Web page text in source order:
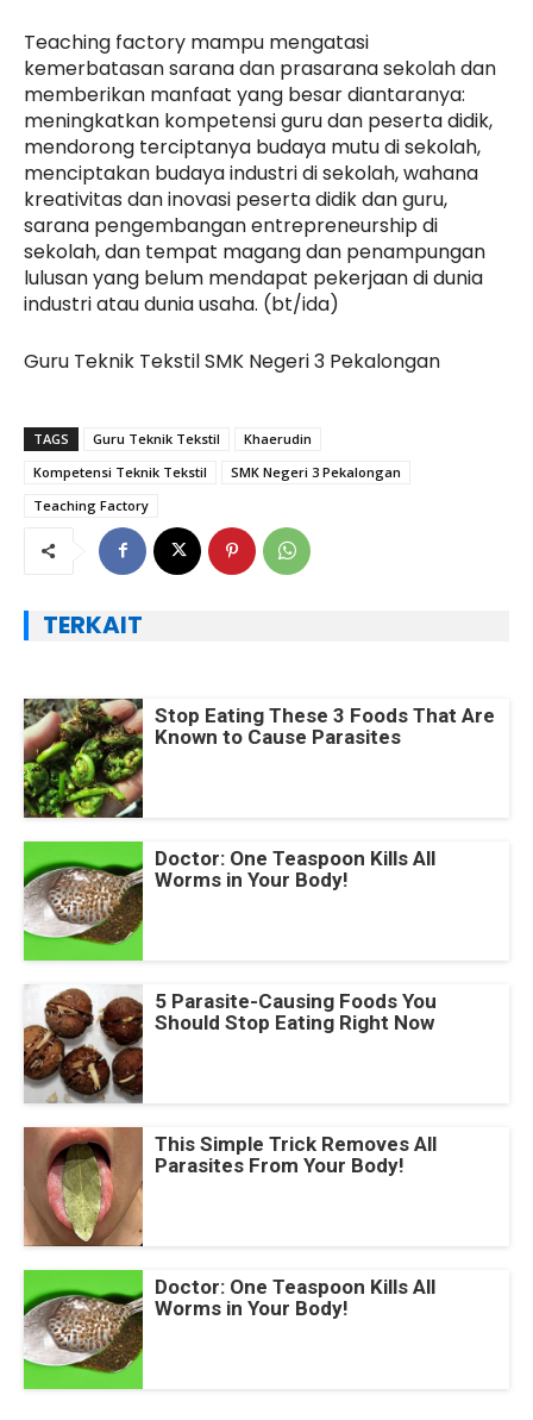
Teaching factory mampu mengatasi
kemerbatasan sarana dan prasarana sekolah dan
memberikan manfaat yang besar diantaranya:
meningkatkan kompetensi guru dan peserta didik,
mendorong terciptanya budaya mutu di sekolah,
menciptakan budaya industri di sekolah, wahana
kreativitas dan inovasi peserta didik dan guru,
sarana pengembangan entrepreneurship di
sekolah, dan tempat magang dan penampungan
lulusan yang belum mendapat pekerjaan di dunia
industri atau dunia usaha. (bt/ida)
Guru Teknik Tekstil SMK Negeri 3 Pekalongan
TAGS Guru Teknik Tekstil
Khaerudin
Kompetensi Teknik Tekstil
SMK Negeri 3 Pekalongan
Teaching Factory
TERKAIT
Stop Eating These 3 Foods That Are
Known to Cause Parasites
Doctor: One Teaspoon Kills All
Worms in Your Body!
5 Parasite-Causing Foods You
Should Stop Eating Right Now
This Simple Trick Removes All
Parasites From Your Body!
Doctor: One Teaspoon Kills All
Worms in Your Body!